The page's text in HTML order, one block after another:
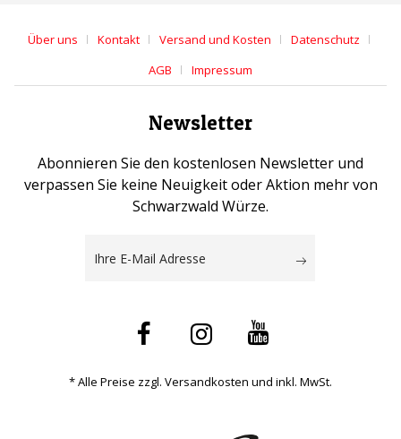
Über uns Kontakt Versand und Kosten
Datenschutz
AGB
Impressum
Newsletter
Abonnieren Sie den kostenlosen Newsletter und
verpassen Sie keine Neuigkeit oder Aktion mehr von
Schwarzwald Würze.
* Alle Preise zzgl. Versandkosten und inkl. MwSt.